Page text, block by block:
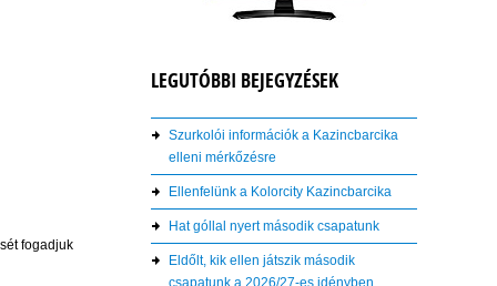
fogadjuk
LEGUTÓBBI BEJEGYZÉSEK
Szurkolói információk a Kazincbarcika
elleni mérkőzésre
Ellenfelünk a Kolorcity Kazincbarcika
Hat góllal nyert második csapatunk
Eldőlt, kik ellen játszik második